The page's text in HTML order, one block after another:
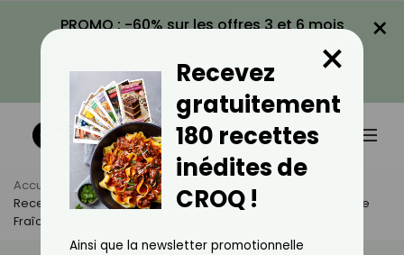
PROMO : -60% sur les offres 3 et 6 mois
VOIR LA PROMO
×
Accueil Actus
Recettes
Recette De Moules Au Cidre : La Version Normande Pleine De
Fraîcheur
Recevez
gratuitement
180 recettes
inédites de
CROQ !
×
Ainsi que la newsletter promotionnelle